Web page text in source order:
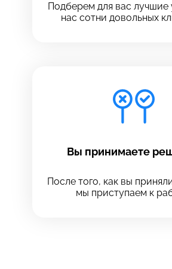
Подберем для вас лучшие
нас сотни довольных
Вы принимаете
После того, как вы
мы приступаем к